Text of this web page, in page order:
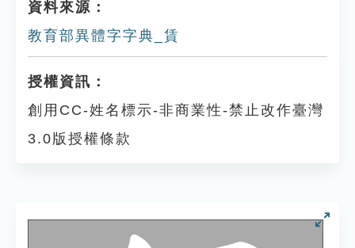
資料來源：
教育部異體字字典_賃
授權資訊：
創用CC-姓名標示-非商業性-禁止改作臺灣
3.0版授權條款